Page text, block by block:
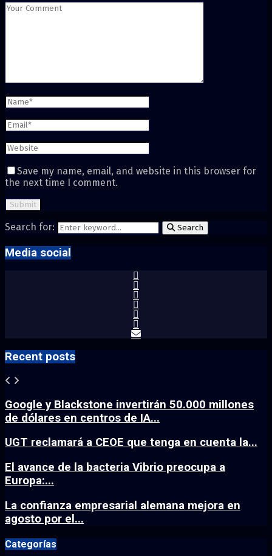
Save my name, email, and website in this browser for
the next time I comment.
Search for: Search
Media social
Recent posts
Google y Blackstone invertirán 50.000 millones
de dólares en centros de IA...
UGT reclamará a CEOE que tenga en cuenta la...
El avance de la bacteria Vibrio preocupa a
Europa:...
La confianza empresarial alemana mejora en
agosto por el...
Categorías